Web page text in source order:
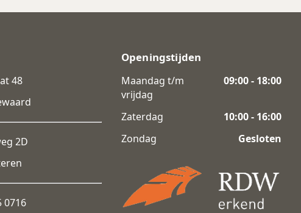
48
2D
0716
Openingstijden
Maandag t/m
vrijdag
09:00 - 18:00
Zaterdag
10:00 - 16:00
Zondag
Gesloten